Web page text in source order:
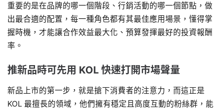
重要的是在品牌的哪一個階段、行銷活動的哪一個節點，做
出最合適的配置，每一種角色都有其最佳應用場景，懂得掌
握時機，才能讓合作效益最大化、預算發揮最好的投資報酬
率。
推新品時可先用 KOL 快速打開市場聲量
新品上市的第一步，就是搶下消費者的注意力，而這正是
KOL 最擅長的領域，他們擁有穩定且高度互動的粉絲群，能